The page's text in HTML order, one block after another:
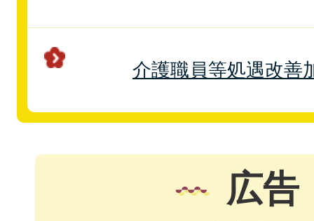
介護職員等処遇改善
広告